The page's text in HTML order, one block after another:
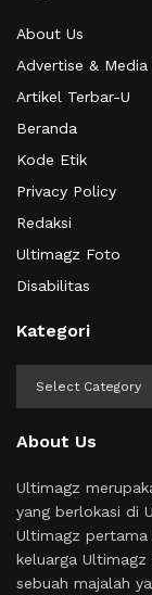
About Us
Advertise &
Artikel Terbar-U
Beranda
Kode Etik
Privacy Policy
Redaksi
Ultimagz Foto
Disabilitas
Kategori
About Us
Ultimagz
yang berlokasi di
Ultimagz
keluarga
sebuah majalah